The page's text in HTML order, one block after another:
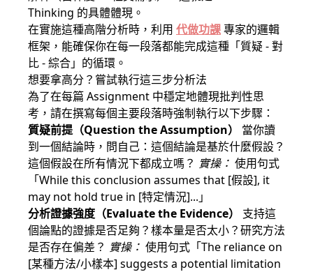
Thinking 的具體體現。
在實施這種高階分析時，利用 代做功課專家的邏輯
框架，能確保你在每一段落都能完成這種「質疑 - 對
比 - 綜合」的循環。
想要拿高分？嘗試執行這三步分析法
為了在每篇 Assignment 中穩定地體現批判性思
考，請在撰寫每個主要段落時強制執行以下步驟：
質疑前提（Question the Assumption）
當你讀
到一個結論時，問自己：這個結論是基於什麼假設？
這個假設在所有情況下都成立嗎？ 實操： 使用句式
「While this conclusion assumes that [假設], it
may not hold true in [特定情況]...」
分析證據強度（Evaluate the Evidence）
支持這
個論點的證據是否足夠？樣本量是否太小？研究方法
是否存在偏差？ 實操： 使用句式「The reliance on
[某種方法/小樣本] suggests a potential limitation